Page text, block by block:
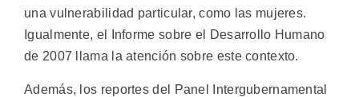
una vulnerabilidad particular, como las mujeres.
Igualmente, el Informe sobre el Desarrollo Humano
de 2007 llama la atención sobre este contexto.
Además, los reportes del Panel Intergubernamental